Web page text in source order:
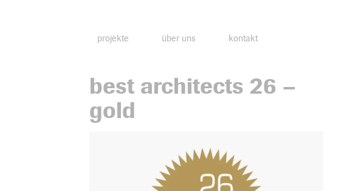
projekte über uns kontakt
best architects 26 –
gold